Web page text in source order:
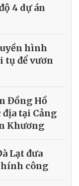
4 dự án
hình
tụ để vươn
Đồng Hồ
tại Cảng
Khương
Lạt đưa
công